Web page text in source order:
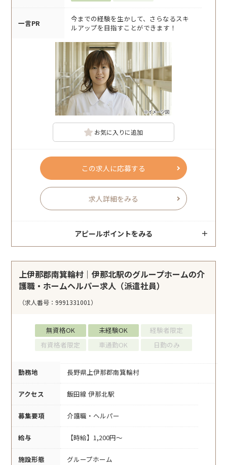
一言PR
今までの経験を生かして、さらなるスキ
ルアップを目指すことができます！
お気に入りに追加
この求人に応募する
求人詳細をみる
アピールポイントをみる
上伊那郡南箕輪村｜伊那北駅のグループホームの介
護職・ホームヘルパー求人（派遣社員）
（求人番号：9991331001）
無資格OK 未経験OK
経験者限定
有資格者限定
車通勤OK 日勤のみ
勤務地 長野県上伊那郡南箕輪村
アクセス 飯田線 伊那北駅
募集要項 介護職・ヘルパー
給与 【時給】1,200円～
施設形態 グループホーム